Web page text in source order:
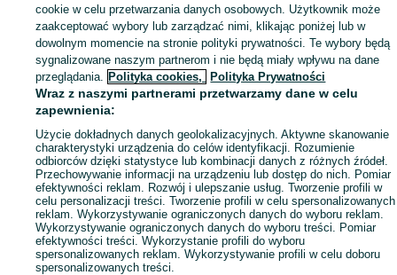
cookie w celu przetwarzania danych osobowych. Użytkownik może
zaakceptować wybory lub zarządzać nimi, klikając poniżej lub w
dowolnym momencie na stronie polityki prywatności. Te wybory będą
sygnalizowane naszym partnerom i nie będą miały wpływu na dane
przeglądania. Polityka cookies, Polityka Prywatności
Wraz z naszymi partnerami przetwarzamy dane w celu
zapewnienia:
Użycie dokładnych danych geolokalizacyjnych. Aktywne skanowanie
charakterystyki urządzenia do celów identyfikacji. Rozumienie
odbiorców dzięki statystyce lub kombinacji danych z różnych źródeł.
Przechowywanie informacji na urządzeniu lub dostęp do nich. Pomiar
efektywności reklam. Rozwój i ulepszanie usług. Tworzenie profili w
celu personalizacji treści. Tworzenie profili w celu spersonalizowanych
reklam. Wykorzystywanie ograniczonych danych do wyboru reklam.
Wykorzystywanie ograniczonych danych do wyboru treści. Pomiar
efektywności treści. Wykorzystanie profili do wyboru
spersonalizowanych reklam. Wykorzystywanie profili w celu doboru
spersonalizowanych treści.